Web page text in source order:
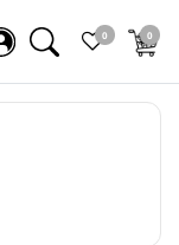
0 0